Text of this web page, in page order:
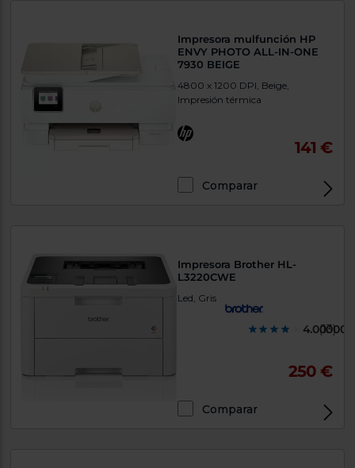
Impresora mulfunción HP
ENVY PHOTO ALL-IN-ONE
7930 BEIGE
4800 x 1200 DPI, Beige,
Impresión térmica
141 €
Comparar
Impresora Brother HL-
L3220CWE
Led, Gris
(13)
250 €
Comparar